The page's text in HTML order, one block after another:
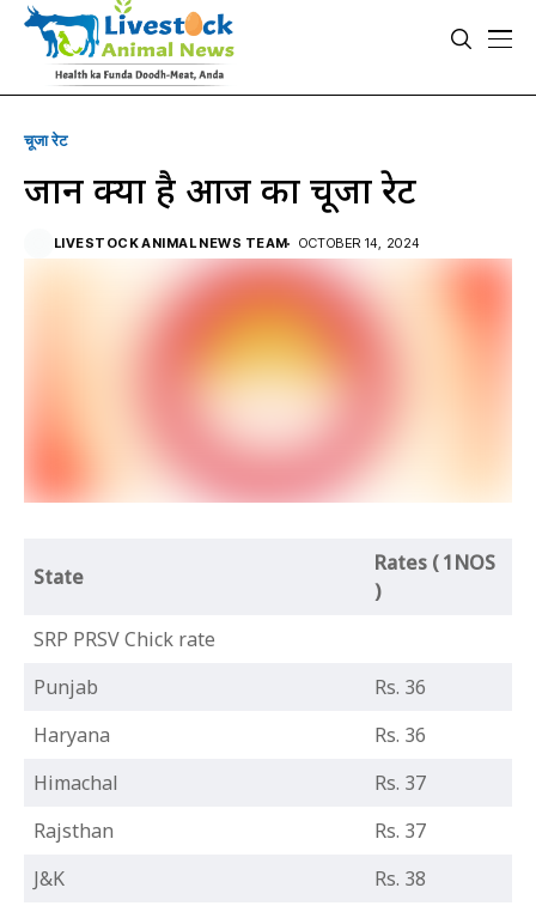
चूजा रेट
जानें क्या है आज का चूजा रेट
LIVESTOCK ANIMAL NEWS TEAM OCTOBER 14, 2024
State
Rates ( 1NOS
)
SRP PRSV Chick rate
Punjab
Rs. 36
Haryana
Rs. 36
Himachal
Rs. 37
Rajsthan
Rs. 37
J&K
Rs. 38